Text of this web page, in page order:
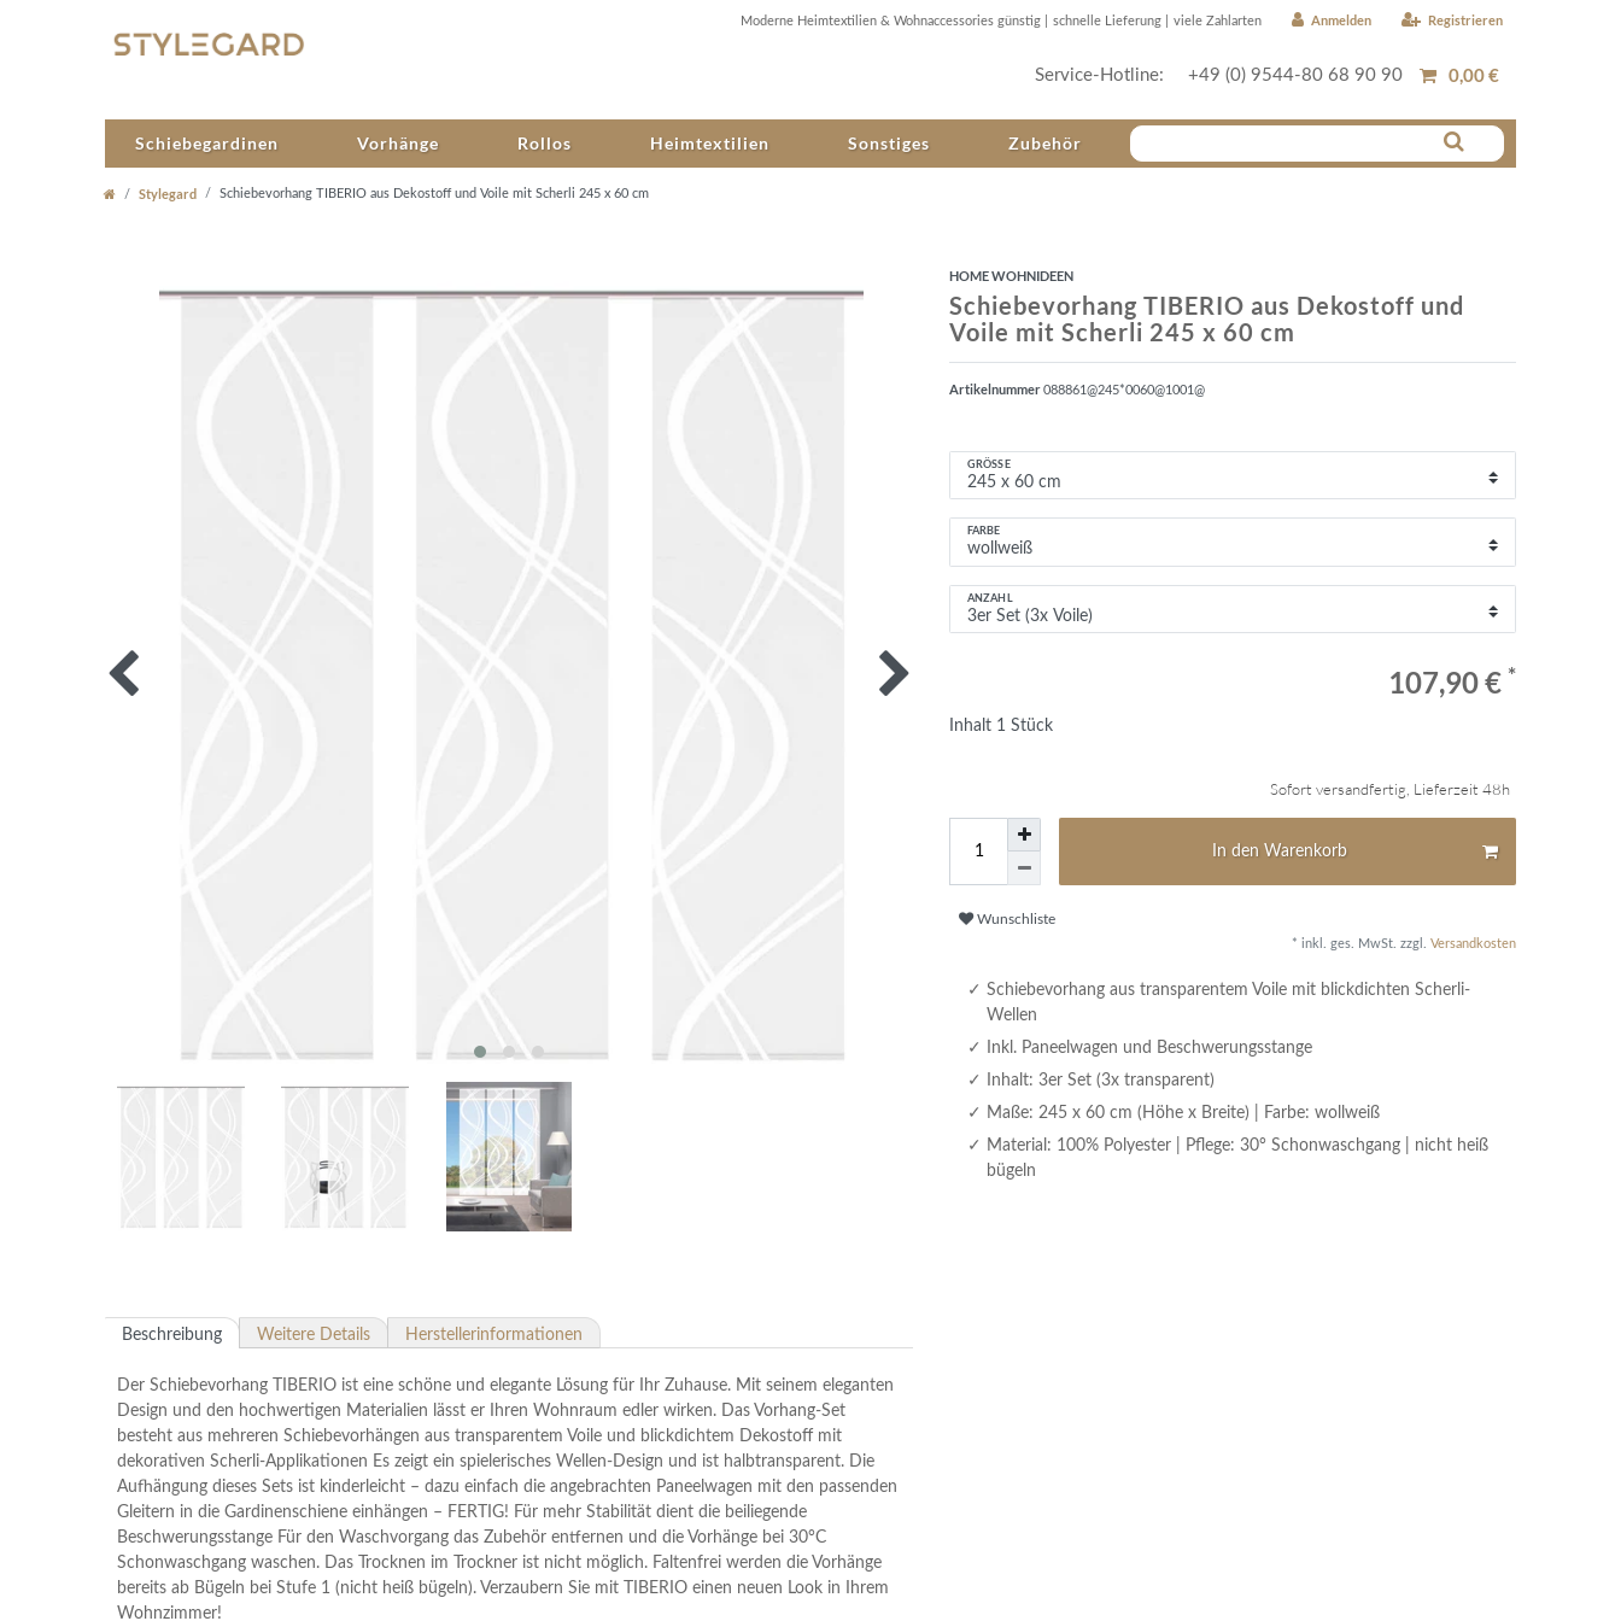
Moderne Heimtextilien & Wohnaccessories günstig | schnelle Lieferung | viele Zahlarten Anmelden Registrieren
Service-Hotline: +49 (0) 9544-80 68 90 90 0,00 €
Schiebegardinen Vorhänge Rollos Heimtextilien Sonstiges Zubehör
Stylegard Schiebevorhang TIBERIO aus Dekostoff und Voile mit Scherli 245 x 60 cm
HOME WOHNIDEEN
Schiebevorhang TIBERIO aus Dekostoff und
Voile mit Scherli 245 x 60 cm
Artikelnummer088861@245*0060@1001@
GRÖSSE
FARBE
ANZAHL
107,90 € *
Inhalt 1 Stück
Sofort versandfertig, Lieferzeit 48h
In den Warenkorb
Wunschliste
* inkl. ges. MwSt. zzgl. Versandkosten
Schiebevorhang aus transparentem Voile mit blickdichten Scherli-
Wellen
Inkl. Paneelwagen und Beschwerungsstange
Inhalt: 3er Set (3x transparent)
Maße: 245 x 60 cm (Höhe x Breite) | Farbe: wollweiß
Material: 100% Polyester | Pflege: 30° Schonwaschgang | nicht heiß
bügeln
Beschreibung Weitere Details Herstellerinformationen
Der Schiebevorhang TIBERIO ist eine schöne und elegante Lösung für Ihr Zuhause. Mit seinem eleganten
Design und den hochwertigen Materialien lässt er Ihren Wohnraum edler wirken. Das Vorhang-Set
besteht aus mehreren Schiebevorhängen aus transparentem Voile und blickdichtem Dekostoff mit
dekorativen Scherli-Applikationen Es zeigt ein spielerisches Wellen-Design und ist halbtransparent. Die
Aufhängung dieses Sets ist kinderleicht – dazu einfach die angebrachten Paneelwagen mit den passenden
Gleitern in die Gardinenschiene einhängen – FERTIG! Für mehr Stabilität dient die beiliegende
Beschwerungsstange Für den Waschvorgang das Zubehör entfernen und die Vorhänge bei 30°C
Schonwaschgang waschen. Das Trocknen im Trockner ist nicht möglich. Faltenfrei werden die Vorhänge
bereits ab Bügeln bei Stufe 1 (nicht heiß bügeln). Verzaubern Sie mit TIBERIO einen neuen Look in Ihrem
Wohnzimmer!